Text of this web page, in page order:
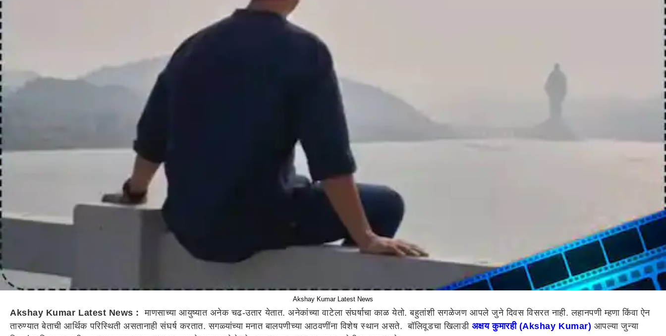
Akshay Kumar Latest News
Akshay Kumar Latest News : माणसाच्या आयुष्यात अनेक चढ-उतार येतात. अनेकांच्या वाटेला संघर्षाचा काळ येतो. बहुतांशी सगळेजण आपले जुने दिवस विसरत नाही. लहानपणी म्हणा किंवा ऐन
तारुण्यात बेताची आर्थिक परिस्थिती असतानाही संघर्ष करतात. सगळ्यांच्या मनात बालपणीच्या आठवणींना विशेष स्थान असते. बॉलिवूडचा खिलाडी अक्षय कुमारही (Akshay Kumar) आपल्या जुन्या